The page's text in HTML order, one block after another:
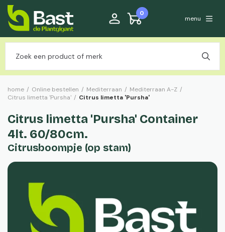
0
menu
home / Online bestellen / Mediterraan / Mediterraan A-Z /
Citrus limetta 'Pursha' / Citrus limetta 'Pursha'
Citrus limetta 'Pursha' Container
4lt. 60/80cm.
Citrusboompje (op stam)